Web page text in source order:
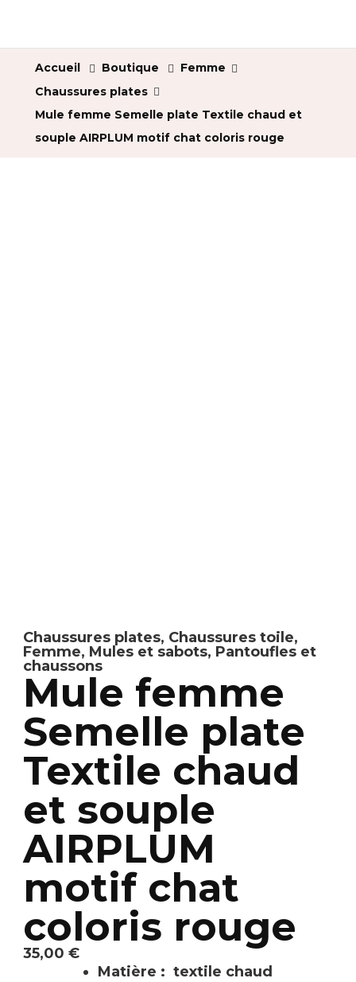
Accueil Boutique
Femme
Chaussures plates
Mule femme Semelle plate Textile chaud et
souple AIRPLUM motif chat coloris rouge
Chaussures plates, Chaussures toile,
Femme, Mules et sabots, Pantoufles et
chaussons
Mule femme
Semelle plate
Textile chaud
et souple
AIRPLUM
motif chat
coloris rouge
35,00 €
Matière : textile chaud